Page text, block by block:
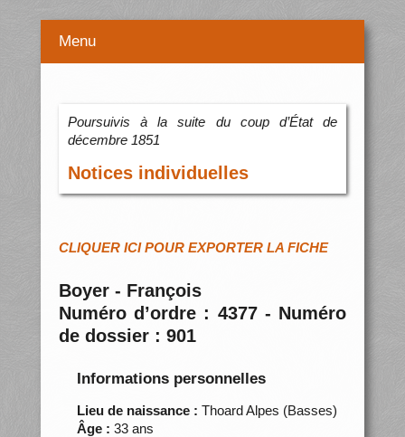
Menu
Poursuivis à la suite du coup d’État de
décembre 1851
Notices individuelles
CLIQUER ICI POUR EXPORTER LA FICHE
Boyer - François
Numéro d’ordre : 4377 - Numéro
de dossier : 901
Informations personnelles
Lieu de naissance : Thoard Alpes (Basses)
Âge : 33 ans